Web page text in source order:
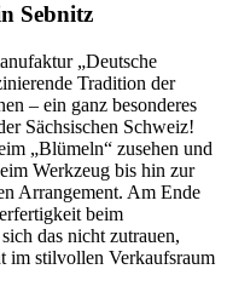
Sebnitz
„Deutsche
Tradition der
– ein ganz besonderes
Sächsischen Schweiz!
„Blümeln“ zusehen und
Werkzeug bis hin zur
Arrangement. Am Ende
beim
das nicht zutrauen,
im stilvollen Verkaufsraum